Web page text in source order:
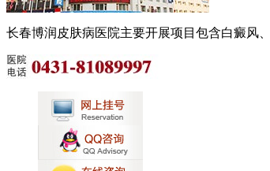
长春博润皮肤病医院主要开展项目包含白癜